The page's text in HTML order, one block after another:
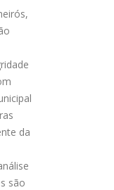
da
são